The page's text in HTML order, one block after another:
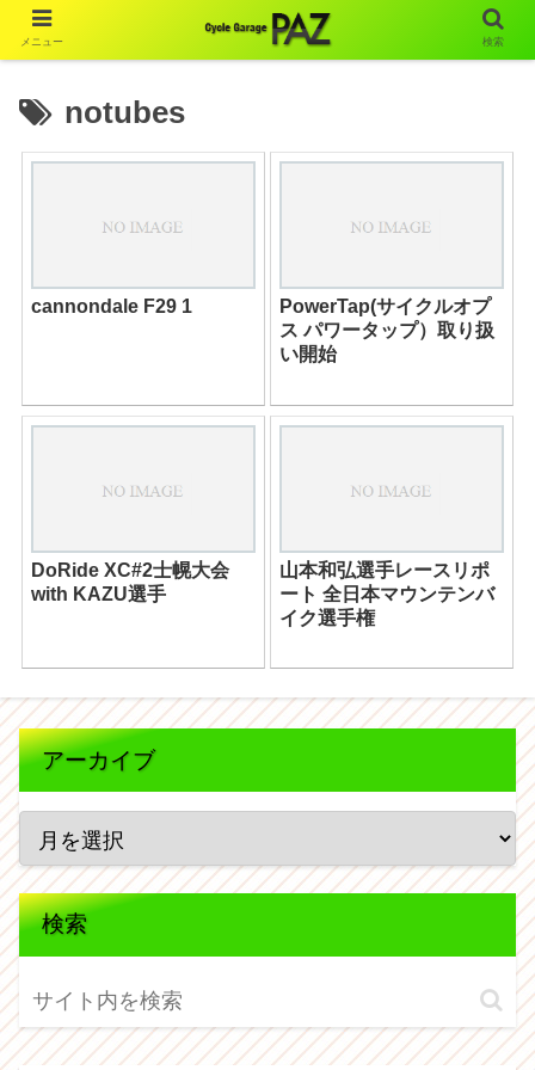
notubes
cannondale F29 1
PowerTap(サイクルオプ
ス パワータップ）取り扱
い開始
DoRide XC#2士幌大会
with KAZU選手
山本和弘選手レースリポ
ート 全日本マウンテンバ
イク選手権
アーカイブ
検索
メニュー 検索